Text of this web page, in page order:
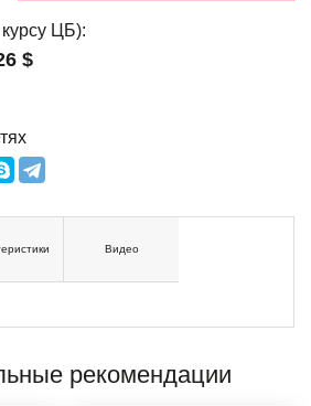
ЦБ):
$
Видео
рекомендации